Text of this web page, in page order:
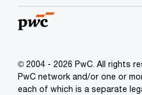
© 2004 - 2026 PwC. All rights
PwC network and/or one or
each of which is a separate